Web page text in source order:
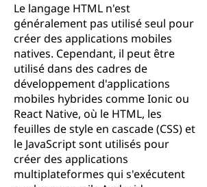
Le langage HTML n'est
généralement pas utilisé seul pour
créer des applications mobiles
natives. Cependant, il peut être
utilisé dans des cadres de
développement d'applications
mobiles hybrides comme Ionic ou
React Native, où le HTML, les
feuilles de style en cascade (CSS) et
le JavaScript sont utilisés pour
créer des applications
multiplateformes qui s'exécutent